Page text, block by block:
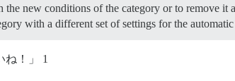
the new conditions of the category or to remove it
with a different set of settings for the
ね！」 1